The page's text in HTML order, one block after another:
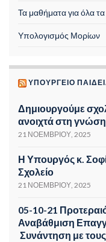
Τα μαθήματα για όλα
Υπολογισμός Μορίων
ΥΠΟΥΡΓΕΊΟ
Δημιουργούμε
ανοιχτά στη γνώση
21 ΝΟΕΜΒΡΊΟΥ, 2025
Η Υπουργός κ.
Σχολείο
21 ΝΟΕΜΒΡΊΟΥ, 2025
05-10-21
Αναβάθμιση
Συνάντηση με